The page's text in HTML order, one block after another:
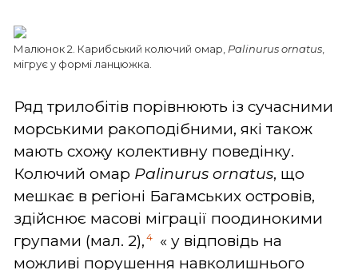
Малюнок 2. Карибський колючий омар, Palinurus ornatus
мігрує у формі ланцюжка.
Ряд трилобітів порівнюють із сучасними
морськими ракоподібними, які також
мають схожу колективну поведінку.
Колючий омар Palinurus ornatus, що
мешкає в регіоні Багамських островів,
здійснює масові міграції поодинокими
групами (мал. 2), 4
« у відповідь на
можливі порушення навколишнього